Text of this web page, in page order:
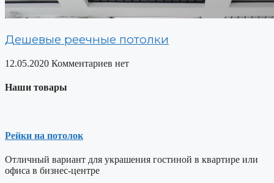
Дешевые реечные потолки
12.05.2020 Комментариев нет
Наши товары
Рейки на потолок
Отличный вариант для украшения гостиной в квартире или
офиса в бизнес-центре